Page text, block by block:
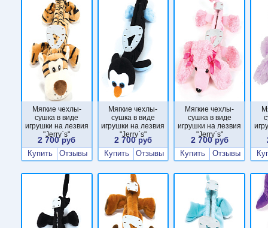
Мягкие чехлы-
сушка в виде
игрушки на лезвия
"Jerry`s"
2 700руб
Купить
Отзывы
Мягкие чехлы-
сушка в виде
игрушки на лезвия
"Jerry`s"
2 700руб
Купить
Отзывы
Мягкие чехлы-
сушка в виде
игрушки на лезвия
"Jerry`s"
2 700руб
Купить
Отзывы